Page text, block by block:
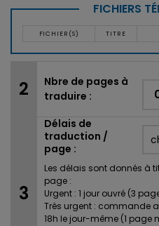
FICHIERS
FICHIER(S) TITRE
Nbre de pages à
traduire :
Délais de
traduction /
page :
Les délais sont donnés à
page :
Urgent : 1 jour ouvré (3
Très urgent : commande
18h le jour-même (1 page